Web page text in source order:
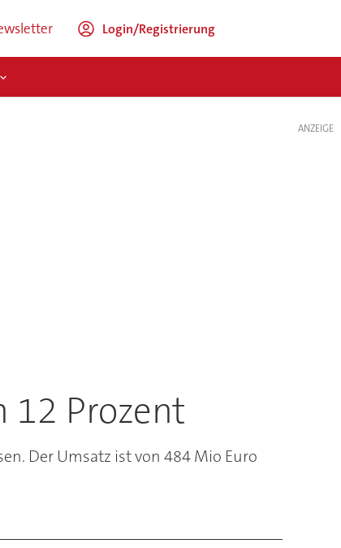
Login/Registrierung
Prozent
Der Umsatz ist von 484 Mio Euro
ANZEIGE